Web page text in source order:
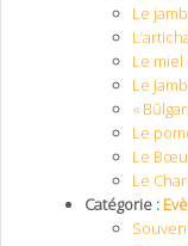
Le
Le miel
Le
«
Le
Le
Le
Catégorie :